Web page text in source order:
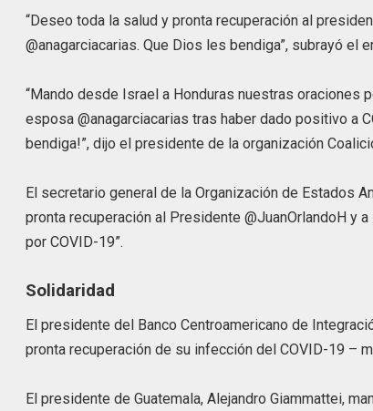
“Deseo toda la salud y pronta recuperación al
@anagarciacarias. Que Dios les bendiga”, subrayó el
“Mando desde Israel a Honduras nuestras oraciones
esposa @anagarciacarias tras haber dado positivo a
bendiga!”, dijo el presidente de la organización
El secretario general de la Organización de Estados
pronta recuperación al Presidente @JuanOrlandoH y
por COVID-19”.
Solidaridad
El presidente del Banco Centroamericano de
pronta recuperación de su infección del COVID-19 –
El presidente de Guatemala, Alejandro Giammattei,